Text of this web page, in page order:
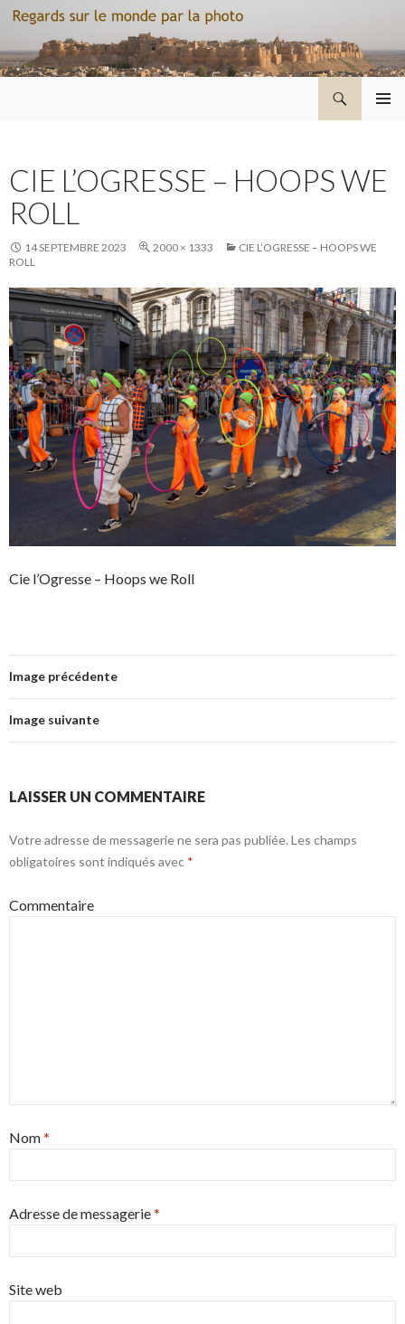
CIE L’OGRESSE – HOOPS WE
ROLL
14 SEPTEMBRE 2023 2000 × 1333
CIE L’OGRESSE – HOOPS WE
ROLL
Cie l’Ogresse – Hoops we Roll
Image précédente
Image suivante
LAISSER UN COMMENTAIRE
Votre adresse de messagerie ne sera pas publiée. Les champs
obligatoires sont indiqués avec *
Commentaire
Nom*
Adresse de messagerie*
Site web